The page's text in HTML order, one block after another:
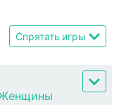
Спрятать игры
Женщины